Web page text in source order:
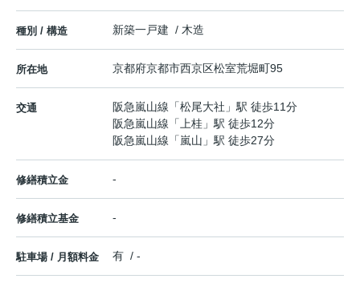
種別 / 構造 新築一戸建 / 木造
所在地 京都府京都市西京区松室荒堀町95
交通 阪急嵐山線 「松尾大社 」駅 徒歩11分
阪急嵐山線 「 上桂 」駅 徒歩12分
阪急嵐山線 「嵐山 」駅 徒歩27分
修繕積立金 -
修繕積立基金 -
駐車場 / 月額料金 有 / -